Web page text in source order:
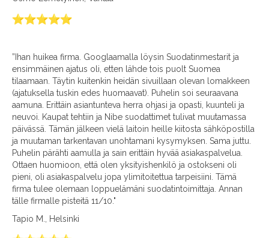
”Ihan huikea firma. Googlaamalla löysin Suodatinmestarit ja
ensimmäinen ajatus oli, etten lähde tois puolt Suomea
tilaamaan. Täytin kuitenkin heidän sivuillaan olevan lomakkeen
(ajatuksella tuskin edes huomaavat). Puhelin soi seuraavana
aamuna. Erittäin asiantunteva herra ohjasi ja opasti, kuunteli ja
neuvoi. Kaupat tehtiin ja Nibe suodattimet tulivat muutamassa
päivässä. Tämän jälkeen vielä laitoin heille kiitosta sähköpostilla
ja muutaman tarkentavan unohtamani kysymyksen. Sama juttu.
Puhelin pärähti aamulla ja sain erittäin hyvää asiakaspalvelua.
Ottaen huomioon, että olen yksityishenkilö ja ostokseni oli
pieni, oli asiakaspalvelu jopa ylimitoitettua tarpeisiini. Tämä
firma tulee olemaan loppuelämäni suodatintoimittaja. Annan
tälle firmalle pisteitä 11/10."
Tapio M., Helsinki